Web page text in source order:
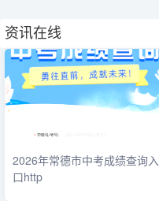
资讯在线
2026年常德市中考成绩查询入
口http